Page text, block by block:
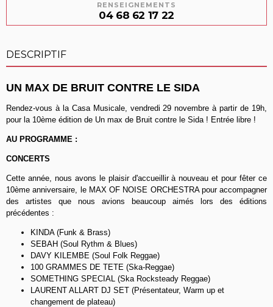
RENSEIGNEMENTS
04 68 62 17 22
DESCRIPTIF
UN MAX DE BRUIT CONTRE LE SIDA
Rendez-vous à la Casa Musicale, vendredi 29 novembre à partir de 19h,
pour la 10ème édition de Un max de Bruit contre le Sida ! Entrée libre !
AU PROGRAMME :
CONCERTS
Cette année, nous avons le plaisir d'accueillir à nouveau et pour fêter ce
10ème anniversaire, le MAX OF NOISE ORCHESTRA pour accompagner
des artistes que nous avions beaucoup aimés lors des éditions
précédentes :
KINDA (Funk & Brass)
SEBAH (Soul Rythm & Blues)
DAVY KILEMBE (Soul Folk Reggae)
100 GRAMMES DE TETE (Ska-Reggae)
SOMETHING SPECIAL (Ska Rocksteady Reggae)
LAURENT ALLART DJ SET (Présentateur, Warm up et
changement de plateau)